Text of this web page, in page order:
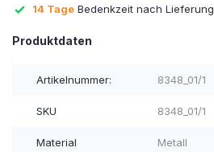
14 Tage Bedenkzeit nach Lieferung
Produktdaten
Artikelnummer: 8348_01/1
SKU 8348_01/1
Material Metall